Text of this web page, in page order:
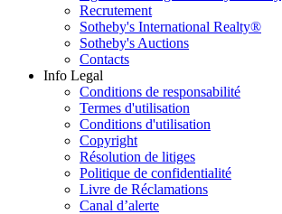
Recrutement
Sotheby's International Realty®
Sotheby's Auctions
Contacts
Info Legal
Conditions de responsabilité
Termes d'utilisation
Conditions d'utilisation
Copyright
Résolution de litiges
Politique de confidentialité
Livre de Réclamations
Canal d’alerte